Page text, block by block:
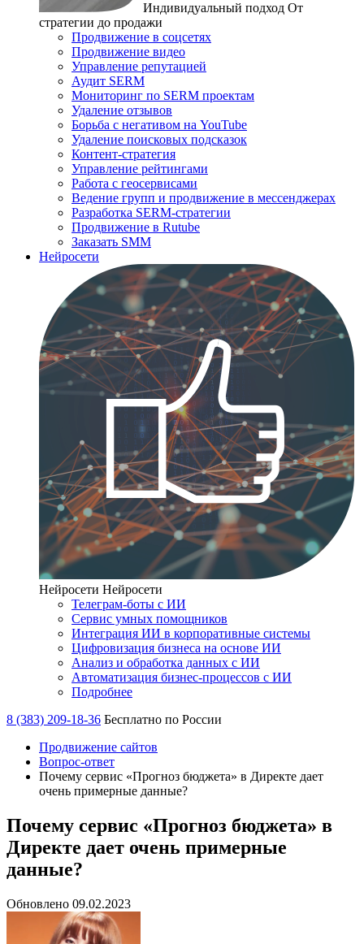
Индивидуальный подход От
стратегии до продажи
Продвижение в соцсетях
Продвижение видео
Управление репутацией
Аудит SERM
Мониторинг по SERM проектам
Удаление отзывов
Борьба с негативом на YouTube
Удаление поисковых подсказок
Контент-стратегия
Управление рейтингами
Работа с геосервисами
Ведение групп и продвижение в мессенджерах
Разработка SERM-стратегии
Продвижение в Rutube
Заказать SMM
Нейросети
Нейросети Нейросети
Телеграм-боты с ИИ
Сервис умных помощников
Интеграция ИИ в корпоративные системы
Цифровизация бизнеса на основе ИИ
Анализ и обработка данных с ИИ
Автоматизация бизнес-процессов с ИИ
Подробнее
8 (383) 209-18-36 Бесплатно по России
Продвижение сайтов
Вопрос-ответ
Почему сервис «Прогноз бюджета» в Директе дает
очень примерные данные?
Почему сервис «Прогноз бюджета» в
Директе дает очень примерные
данные?
Обновлено 09.02.2023